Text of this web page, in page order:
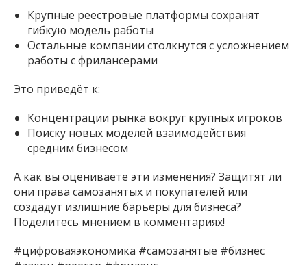
Крупные реестровые платформы сохранят
гибкую модель работы
Остальные компании столкнутся с усложнением
работы с фрилансерами
Это приведёт к:
Концентрации рынка вокруг крупных игроков
Поиску новых моделей взаимодействия
средним бизнесом
А как вы оцениваете эти изменения? Защитят ли
они права самозанятых и покупателей или
создадут излишние барьеры для бизнеса?
Поделитесь мнением в комментариях!
#цифроваяэкономика #самозанятые #бизнес